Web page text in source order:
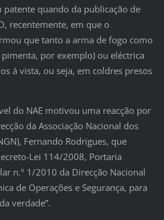
patente quando da publicação de
recentemente, em que o
que tanto a arma de fogo como
pimenta, por exemplo) ou eléctrica
á vista, ou seja, em coldres presos
do NAE motivou uma reacção por
da Associação Nacional dos
Fernando Rodrigues, que
Lei 114/2008, Portaria
n.º 1/2010 da Direcção Nacional
de Operações e Segurança, para
verdade”.